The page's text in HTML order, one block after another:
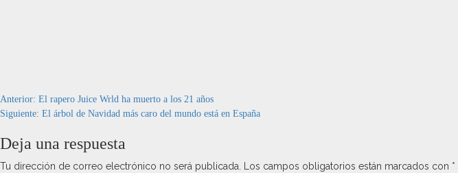
Navegación
de
entradas
Anterior: El rapero Juice Wrld ha muerto a los 21 años
Siguiente: El árbol de Navidad más caro del mundo está en España
Deja una respuesta
Tu dirección de correo electrónico no será publicada. Los campos obligatorios están marcados con *